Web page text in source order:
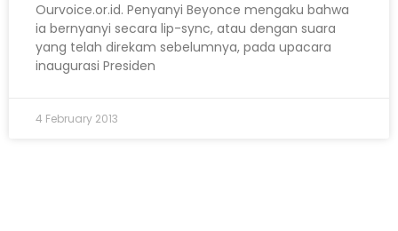
Ourvoice.or.id. Penyanyi Beyonce mengaku bahwa
ia bernyanyi secara lip-sync, atau dengan suara
yang telah direkam sebelumnya, pada upacara
inaugurasi Presiden
4 February 2013